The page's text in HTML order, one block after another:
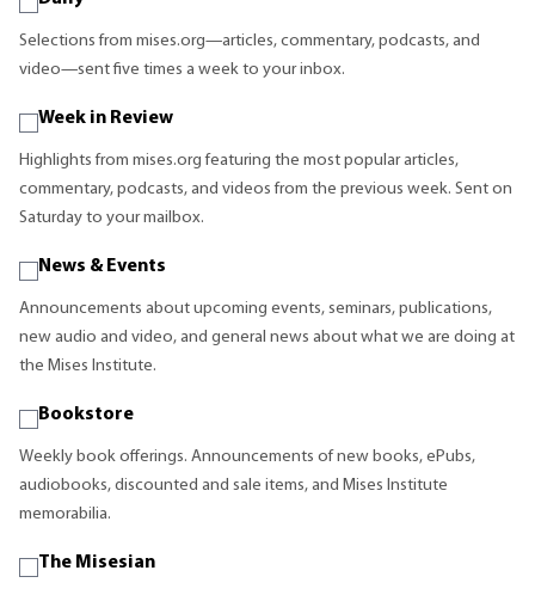
Selections from mises.org—articles, commentary, podcasts, and
video—sent five times a week to your inbox.
Week in Review
Highlights from mises.org featuring the most popular articles,
commentary, podcasts, and videos from the previous week. Sent on
Saturday to your mailbox.
News & Events
Announcements about upcoming events, seminars, publications,
new audio and video, and general news about what we are doing at
the Mises Institute.
Bookstore
Weekly book offerings. Announcements of new books, ePubs,
audiobooks, discounted and sale items, and Mises Institute
memorabilia.
The Misesian